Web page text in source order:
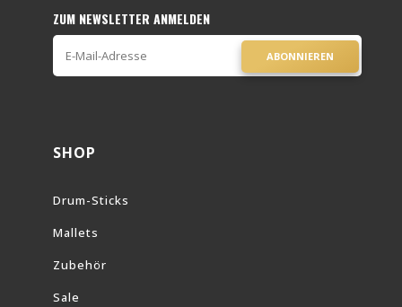
ZUM NEWSLETTER ANMELDEN
ABONNIEREN
SHOP
Drum-Sticks
Mallets
Zubehör
Sale